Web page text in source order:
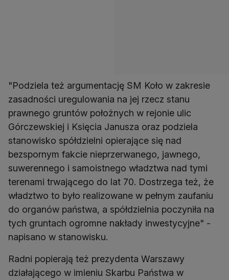
"Podziela też argumentację SM Koło w zakresie
zasadności uregulowania na jej rzecz stanu
prawnego gruntów położnych w rejonie ulic
Górczewskiej i Księcia Janusza oraz podziela
stanowisko spółdzielni opierające się nad
bezspornym fakcie nieprzerwanego, jawnego,
suwerennego i samoistnego władztwa nad tymi
terenami trwającego do lat 70. Dostrzega też, że
władztwo to było realizowane w pełnym zaufaniu
do organów państwa, a spółdzielnia poczyniła na
tych gruntach ogromne nakłady inwestycyjne" -
napisano w stanowisku.
Radni popierają też prezydenta Warszawy
działającego w imieniu Skarbu Państwa w